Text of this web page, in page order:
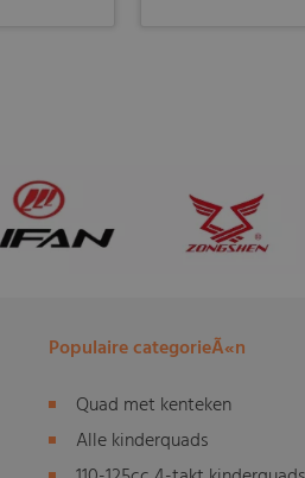
Populaire categorieÃ«n
Quad met kenteken
Alle kinderquads